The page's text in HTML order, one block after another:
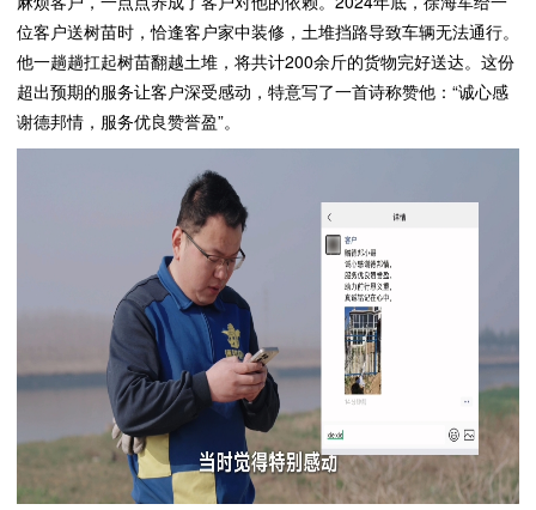
位客户送树苗时，恰逢客户家中装修，土堆挡路导致车辆无法通行。
他一趟趟扛起树苗翻越土堆，将共计200余斤的货物完好送达。这份
超出预期的服务让客户深受感动，特意写了一首诗称赞他：“诚心感
谢德邦情，服务优良赞誉盈”。